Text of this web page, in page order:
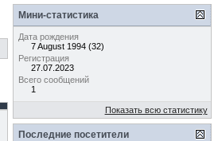
Мини-статистика
Дата рождения
7 August 1994 (32)
Регистрация
27.07.2023
Всего сообщений
1
Показать всю статистику
Последние посетители